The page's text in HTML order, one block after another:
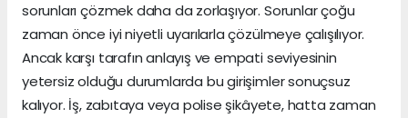
sorunları çözmek daha da zorlaşıyor. Sorunlar çoğu
zaman önce iyi niyetli uyarılarla çözülmeye çalışılıyor.
Ancak karşı tarafın anlayış ve empati seviyesinin
yetersiz olduğu durumlarda bu girişimler sonuçsuz
kalıyor. İş, zabıtaya veya polise şikâyete, hatta zaman